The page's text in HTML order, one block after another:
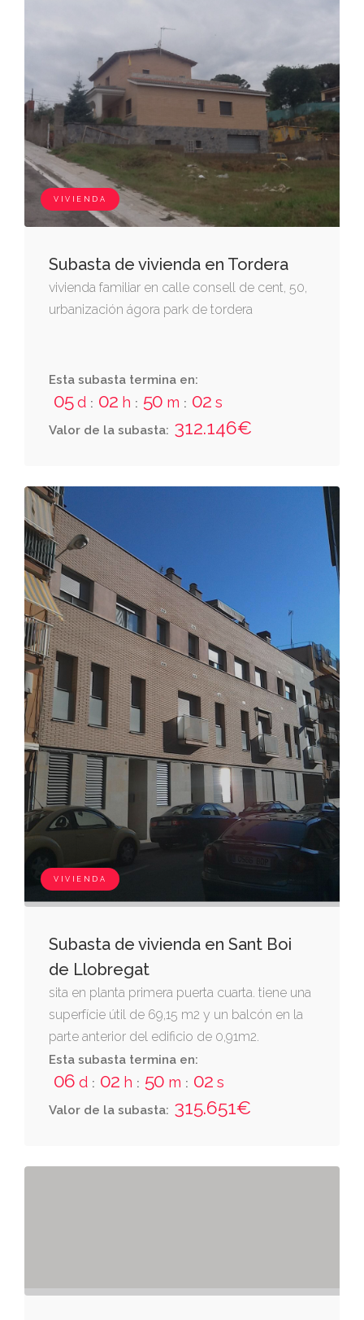
VIVIENDA
Subasta de vivienda en Tordera
vivienda familiar en calle consell de cent, 50,
urbanización ágora park de tordera
Esta subasta termina en:
05d : 02 h : 50 m : 01 s
Valor de la subasta: 312.146€
VIVIENDA
Subasta de vivienda en Sant Boi
de Llobregat
sita en planta primera puerta cuarta. tiene una
superfície útil de 69,15 m2 y un balcón en la
parte anterior del edificio de 0,91m2.
constituïda interiorment por varias
dependencias y servicios
Esta subasta termina en:
06 d : 02 h : 50 m : 01 s
Valor de la subasta: 315.651€